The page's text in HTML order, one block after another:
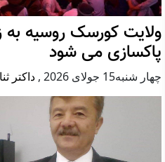
ولایت کورسک روسیه به
پاکسازی می شود
چهار شنبه15 جولای 2026 , داکتر